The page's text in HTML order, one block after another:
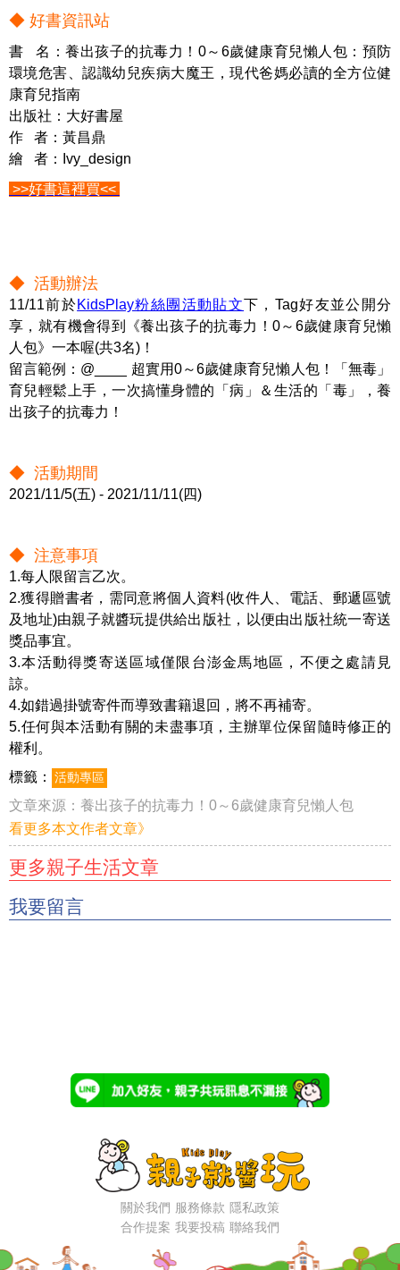
◆ 好書資訊站
書 名：養出孩子的抗毒力！0～6歲健康育兒懶人包：預防
環境危害、認識幼兒疾病大魔王，現代爸媽必讀的全方位健
康育兒指南
出版社：大好書屋
作 者：黃昌鼎
繪 者：Ivy_design
>>好書這裡買<<
◆ 活動辦法
11/11前於KidsPlay粉絲團活動貼文下，Tag好友並公開分
享，就有機會得到《養出孩子的抗毒力！0～6歲健康育兒懶
人包》一本喔(共3名)！
留言範例：@____ 超實用0～6歲健康育兒懶人包！「無毒」
育兒輕鬆上手，一次搞懂身體的「病」＆生活的「毒」，養
出孩子的抗毒力！
◆ 活動期間
2021/11/5(五) - 2021/11/11(四)
◆ 注意事項
1.每人限留言乙次。
2.獲得贈書者，需同意將個人資料(收件人、電話、郵遞區號
及地址)由親子就醬玩提供給出版社，以便由出版社統一寄送
獎品事宜。
3.本活動得獎寄送區域僅限台澎金馬地區，不便之處請見
諒。
4.如錯過掛號寄件而導致書籍退回，將不再補寄。
5.任何與本活動有關的未盡事項，主辦單位保留隨時修正的
權利。
標籤：
活動專區
文章來源： 養出孩子的抗毒力！0～6歲健康育兒懶人包
看更多本文作者文章》
更多親子生活文章
我要留言
關於我們 服務條款 隱私政策
合作提案 我要投稿 聯絡我們